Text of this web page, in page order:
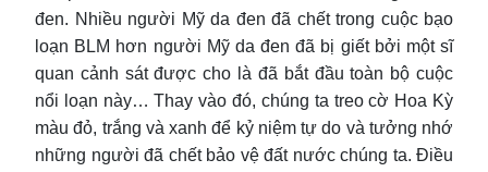
đen. Nhiều người Mỹ da đen đã chết trong cuộc bạo
loạn BLM hơn người Mỹ da đen đã bị giết bởi một sĩ
quan cảnh sát được cho là đã bắt đầu toàn bộ cuộc
nổi loạn này… Thay vào đó, chúng ta treo cờ Hoa Kỳ
màu đỏ, trắng và xanh để kỷ niệm tự do và tưởng nhớ
những người đã chết bảo vệ đất nước chúng ta. Điều